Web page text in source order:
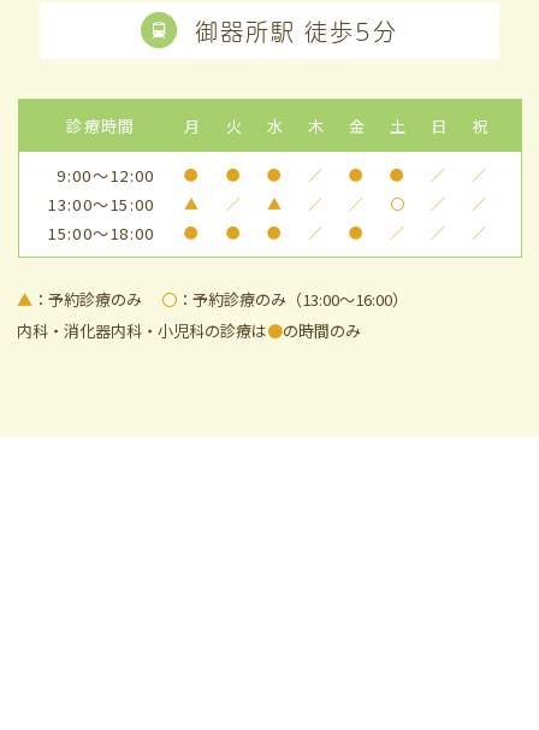
御器所駅 徒歩5分
診療時間 月 火 水 木 金 土 日 祝
9:00～12:00 ● ● ● ／ ● ● ／ ／
13:00～15:00 ▲ ／ ▲ ／ ／ 〇 ／ ／
15:00～18:00 ● ● ● ／ ● ／ ／ ／
▲ ：予約診療のみ 〇 ：予約診療のみ（13:00～16:00）
内科・消化器内科・小児科の診療は●の時間のみ